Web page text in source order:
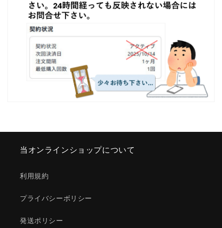
当オンラインショップについて
利用規約
プライバシーボリシー
発送ポリシー